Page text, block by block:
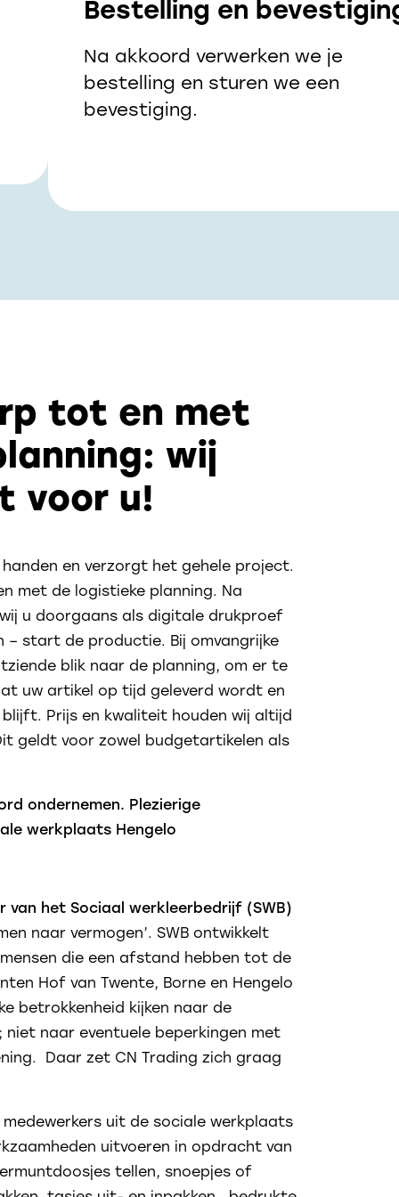
Bestelling en
Na akkoord verwerken we je
bestelling en sturen we een
bevestiging.
tot en met
wij
voor u!
en verzorgt het gehele project.
met de logistieke planning. Na
u doorgaans als digitale drukproef
start de productie. Bij omvangrijke
blik naar de planning, om er te
uw artikel op tijd geleverd wordt en
Prijs en kwaliteit houden wij altijd
geldt voor zowel budgetartikelen als
ondernemen. Plezierige
werkplaats Hengelo
van het Sociaal werkleerbedrijf (SWB)
naar vermogen’. SWB ontwikkelt
die een afstand hebben tot de
Hof van Twente, Borne en Hengelo
betrokkenheid kijken naar de
niet naar eventuele beperkingen met
Daar zet CN Trading zich graag
uit de sociale werkplaats
uitvoeren in opdracht van
tellen, snoepjes of